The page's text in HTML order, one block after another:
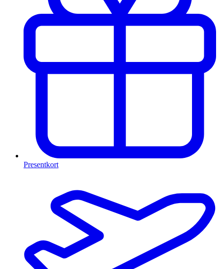
Presentkort